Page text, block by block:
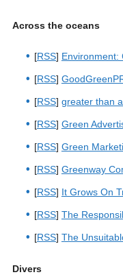
Across the oceans
[RSS] Environment:
[RSS]
[RSS] greater than
[RSS] Green
[RSS] Green
[RSS] Greenway
[RSS] It Grows On
[RSS] The
[RSS] The
Divers